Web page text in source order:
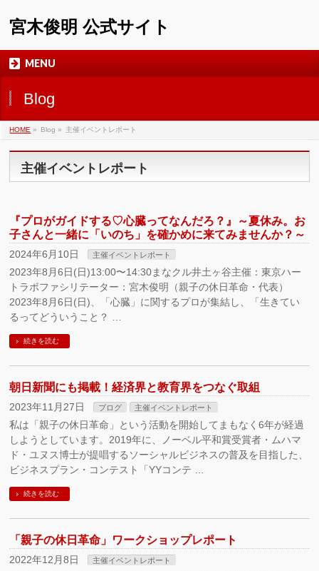
宮木俊明 公式サイト
MENU
Blog
HOME » Blog » 主催イベントレポート
主催イベントレポート
『プロがガイドする♡心臓ってなんだろ？』～夏休み。お
子さんと一緒に「いのち」を確かめに来てみませんか？～
2024年6月10日 主催イベントレポート
2023年8月6日(日)13:00〜14:30まなクル井土ヶ谷主催：東京ハー
トラボファシリテーター：宮木俊明（親子の休日革命・代表）
2023年8月6日(日)、「心臓」に関するプロが集結し、「生きてい
るってどういうこと？ …
続きを読む
朝日新聞にも掲載！経済界と教育界をつなぐ取組
2023年11月27日 ブログ 主催イベントレポート
私は「親子の休日革命」という活動を開始してまもなく6年が経過
しようとしています。2019年に、ノーベル平和賞受賞者・ムハマ
ド・ユヌス博士が提唱するソーシャルビジネスの普及を目指した、
ビジネスプラン・コンテスト「YYコンテ …
続きを読む
「親子の休日革命」ワークショップレポート
2022年12月8日 主催イベントレポート